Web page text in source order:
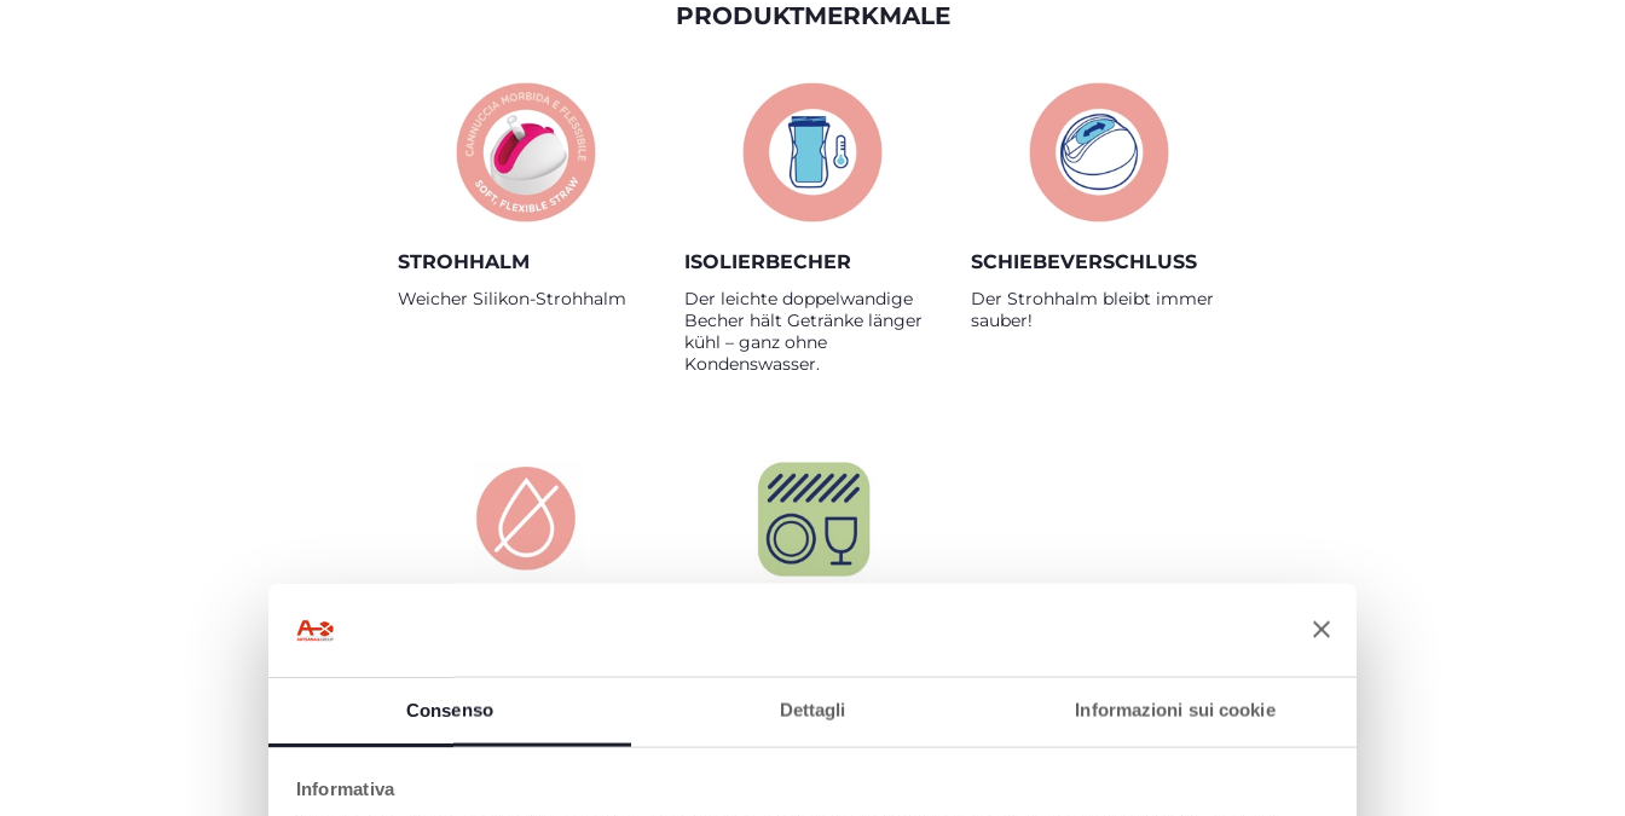
Consenso Dettagli Informazioni sui cookie
Informativa
PRODUKTMERKMALE
STROHHALM
Weicher Silikon-Strohhalm
ISOLIERBECHER
Der leichte doppelwandige
Becher hält Getränke länger
kühl – ganz ohne
Kondenswasser.
SCHIEBEVERSCHLUSS
Der Strohhalm bleibt immer
sauber!